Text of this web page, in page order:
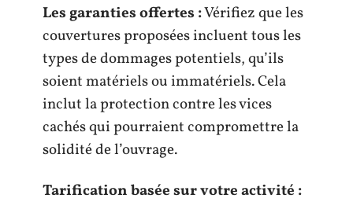
Les garanties offertes :Vérifiez que les
couvertures proposées incluent tous les
types de dommages potentiels, qu’ils
soient matériels ou immatériels. Cela
inclut la protection contre les vices
cachés qui pourraient compromettre la
solidité de l’ouvrage.
Tarification basée sur votre activité :